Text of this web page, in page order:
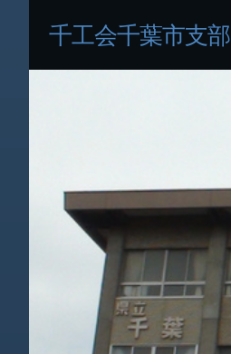
千工会千葉市支部